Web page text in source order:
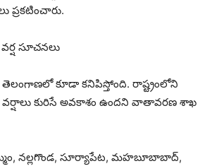
ప్రకటించారు.
సూచనలు
కూడా కనిపిస్తోంది. రాష్ట్రంలోని
వర్షాలు కురిసే అవకాశం ఉందని వాతావరణ శాఖ
నల్లగొండ, సూర్యాపేట, మహబూబాబాద్,